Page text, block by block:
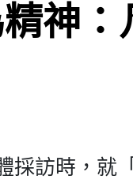
神：
採訪時，就